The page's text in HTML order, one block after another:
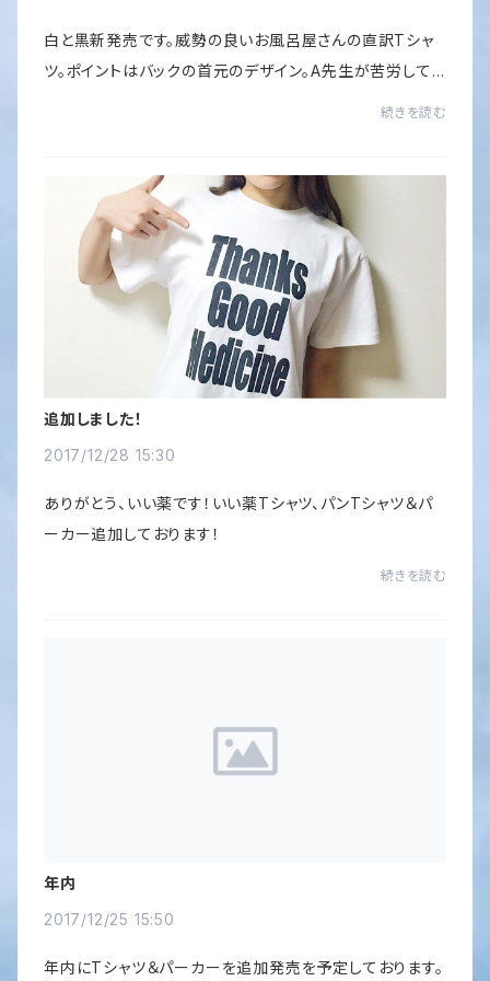
白と黒新発売です。威勢の良いお風呂屋さんの直訳Tシャ
ツ。ポイントはバックの首元のデザイン。A先生が苦労して
続きを読む
追加しました！
2017/12/28 15:30
ありがとう、いい薬です！いい薬Tシャツ、パンTシャツ＆パ
ーカー追加しております！
続きを読む
年内
2017/12/25 15:50
年内にTシャツ＆パーカーを追加発売を予定しております。